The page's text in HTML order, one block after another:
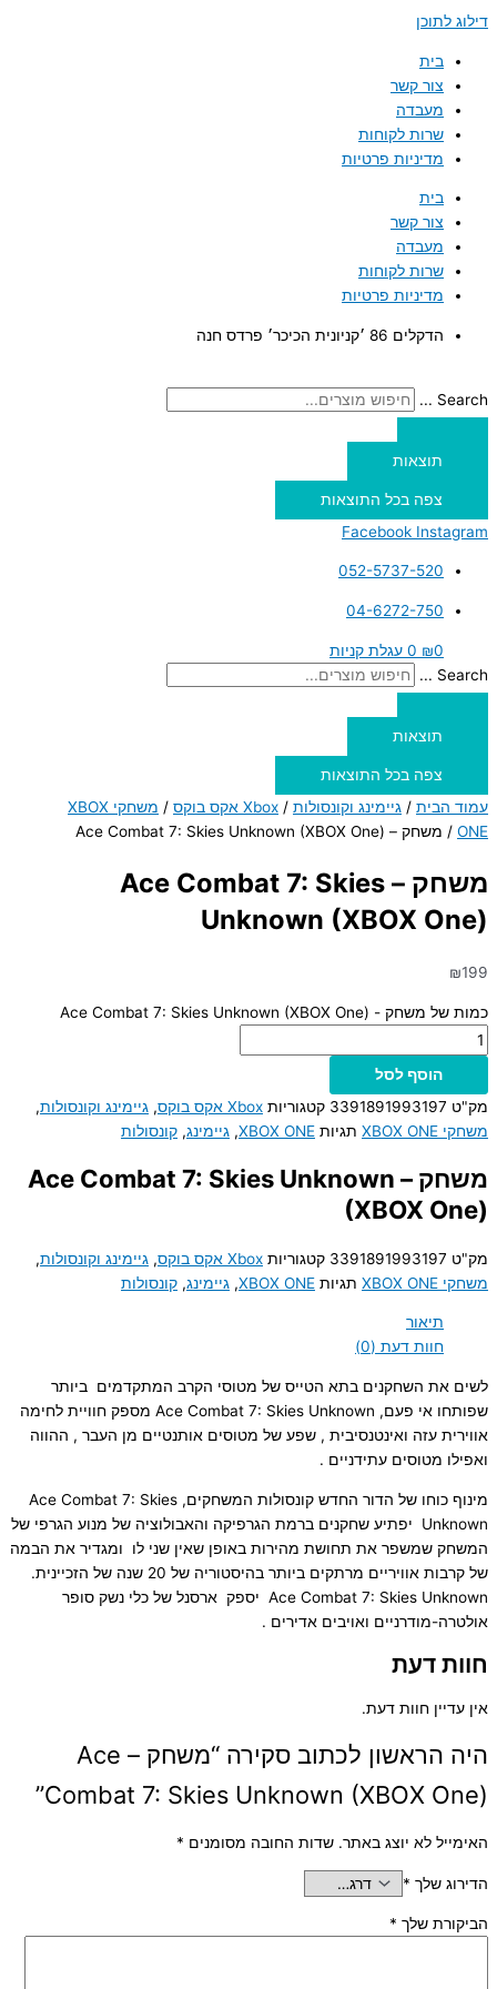
דילוג לתוכן
בית
צור קשר
מעבדה
שרות לקוחות
מדיניות פרטיות
בית
צור קשר
מעבדה
שרות לקוחות
מדיניות פרטיות
הדקלים 86 ׳קניונית הכיכר׳ פרדס חנה
Search ...
תוצאות
צפה בכל התוצאות
Facebook Instagram
052-5737-520
04-6272-750
₪0
0 עגלת קניות
Search ...
תוצאות
צפה בכל התוצאות
עמוד הבית / גיימינג וקונסולות / Xbox אקס בוקס /
משחקי XBOX
ONE / משחק – Ace Combat 7: Skies Unknown (XBOX One)
משחק – Ace Combat 7: Skies
Unknown (XBOX One)
₪199
כמות של משחק - Ace Combat 7: Skies Unknown (XBOX One)
הוסף לסל
מק"ט 3391891993197 קטגוריות Xbox אקס בוקס , גיימינג וקונסולות,
משחקי XBOX ONE
תגיות XBOX ONE
, גיימינג, קונסולות
משחק – Ace Combat 7: Skies Unknown
(XBOX One)
מק"ט 3391891993197 קטגוריות Xbox אקס בוקס , גיימינג וקונסולות,
משחקי XBOX ONE
תגיות XBOX ONE
, גיימינג, קונסולות
תיאור
חוות דעת (0)
לשים את השחקנים בתא הטייס של מטוסי הקרב המתקדמים ביותר
שפותחו אי פעם, Ace Combat 7: Skies Unknown מספק חוויית לחימה
אווירית עזה ואינטנסיבית , שפע של מטוסים אותנטיים מן העבר , ההווה
ואפילו מטוסים עתידניים .
מינוף כוחו של הדור החדש קונסולות המשחקים, Ace Combat 7: Skies
Unknown יפתיע שחקנים ברמת הגרפיקה והאבולוציה של מנוע הגרפי של
המשחק שמשפר את תחושת מהירות באופן שאין שני לו ומגדיר את הבמה
של קרבות אוויריים מרתקים ביותר בהיסטוריה של 20 שנה של הזכיינית.
Ace Combat 7: Skies Unknown יספק ארסנל של כלי נשק סופר
אולטרה-מודרניים ואויבים אדירים .
חוות דעת
אין עדיין חוות דעת.
היה הראשון לכתוב סקירה “משחק – Ace
Combat 7: Skies Unknown (XBOX One)”
האימייל לא יוצג באתר. שדות החובה מסומנים *
הדירוג שלך *
הביקורת שלך *